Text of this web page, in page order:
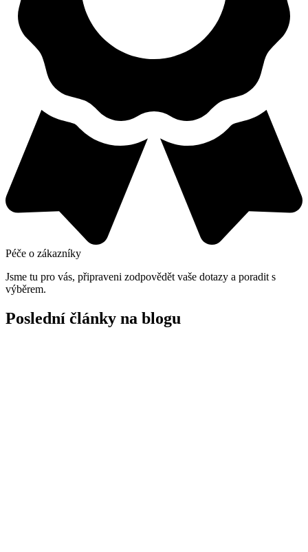
Péče o zákazníky
Jsme tu pro vás, připraveni zodpovědět vaše dotazy a poradit s
výběrem.
Poslední články na blogu